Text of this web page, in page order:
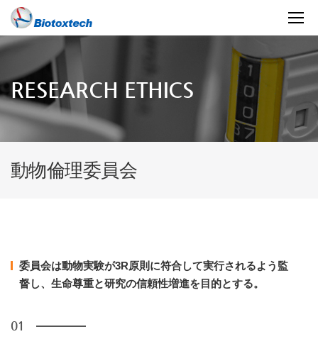
RESEARCH ETHICS
動物倫理委員会
委員会は動物実験が3R原則に符合して実行されるよう監
督し、生命尊重と研究の信頼性増進を目的とする。